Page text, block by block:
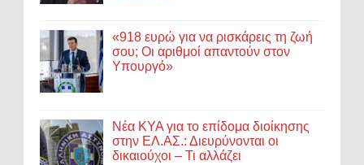
«918 ευρώ για να ρισκάρεις τη ζωή
σου; Οι αριθμοί απαντούν στον
Υπουργό»
Νέα ΚΥΑ για το επίδομα διοίκησης
στην ΕΛ.ΑΣ.: Διευρύνονται οι
δικαιούχοι – Τι αλλάζει